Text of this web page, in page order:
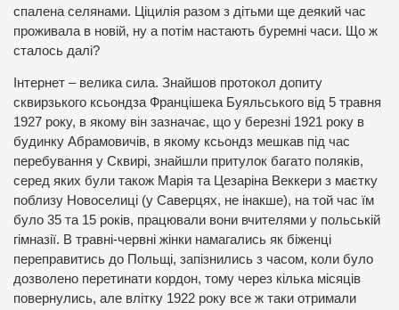
спалена селянами. Ціцилія разом з дітьми ще деякий час
проживала в новій, ну а потім настають буремні часи. Що ж
сталось далі?
Інтернет – велика сила. Знайшов протокол допиту
сквирзького ксьондза Францішека Буяльського від 5 травня
1927 року, в якому він зазначає, що у березні 1921 року в
будинку Абрамовичів, в якому ксьондз мешкав під час
перебування у Сквирі, знайшли притулок багато поляків,
серед яких були також Марія та Цезаріна Веккери з маєтку
поблизу Новоселиці (у Саверцях, не інакше), на той час їм
було 35 та 15 років, працювали вони вчителями у польській
гімназії. В травні-червні жінки намагались як біженці
переправитись до Польщі, запізнились з часом, коли було
дозволено перетинати кордон, тому через кілька місяців
повернулись, але влітку 1922 року все ж таки отримали